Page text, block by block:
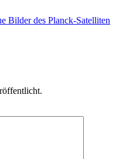
Bilder des Planck-Satelliten